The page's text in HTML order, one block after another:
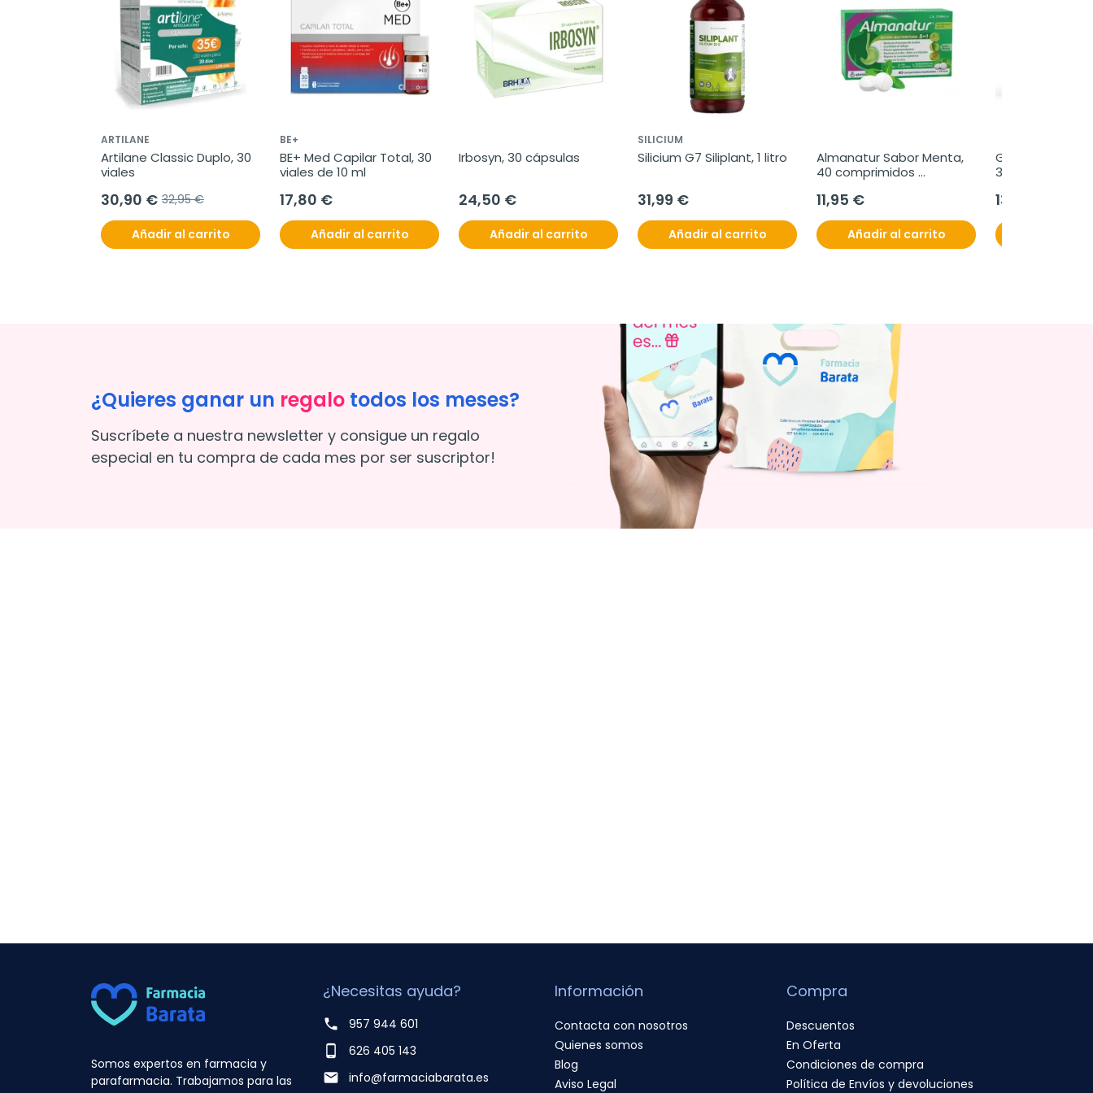
ARTILANE
Artilane Classic Duplo, 30
viales
30,90 € 32,95 €
Añadir al carrito
BE+
BE+ Med Capilar Total, 30
viales de 10 ml
17,80 €
Añadir al carrito
Irbosyn, 30 cápsulas
24,50 €
Añadir al carrito
SILICIUM
Silicium G7 Siliplant, 1 litro
31,99 €
Añadir al carrito
Almanatur Sabor Menta,
40 comprimidos
11,95 €
Añadir al carrito
Gudsport Tiras
30 unidades
13,95 €
¿Quieres ganar un regalo todos los meses?
Suscríbete a nuestra newsletter y consigue un regalo
especial en tu compra de cada mes por ser suscriptor!
Somos expertos en farmacia y
parafarmacia. Trabajamos para las
¿Necesitas ayuda?
phone
957 944 601
phone_android
626 405 143
email
info@farmaciabarata.es
Información
Contacta con nosotros
Quienes somos
Blog
Aviso Legal
Compra
Descuentos
En Oferta
Condiciones de compra
Política de Envíos y devoluciones